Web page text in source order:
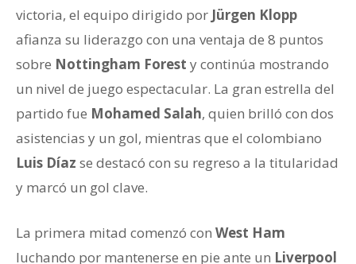
victoria, el equipo dirigido por Jürgen Klopp
afianza su liderazgo con una ventaja de 8 puntos
sobre Nottingham Forest y continúa mostrando
un nivel de juego espectacular. La gran estrella del
partido fue Mohamed Salah, quien brilló con dos
asistencias y un gol, mientras que el colombiano
Luis Díaz se destacó con su regreso a la titularidad
y marcó un gol clave.
La primera mitad comenzó con West Ham
luchando por mantenerse en pie ante un Liverpool